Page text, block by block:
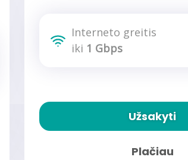
Interneto greitis
iki 1 Gbps
Užsakyti
Plačiau